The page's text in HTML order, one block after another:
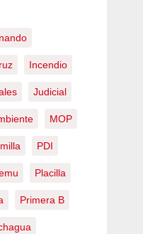
Incendio
Judicial
MOP
PDI
Placilla
Primera B